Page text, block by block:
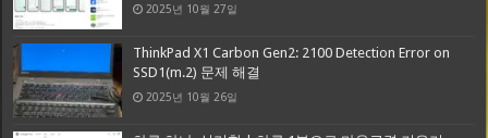
2025년 10월 27일
ThinkPad X1 Carbon Gen2: 2100 Detection Error on
SSD1(m.2) 문제 해결
2025년 10월 26일